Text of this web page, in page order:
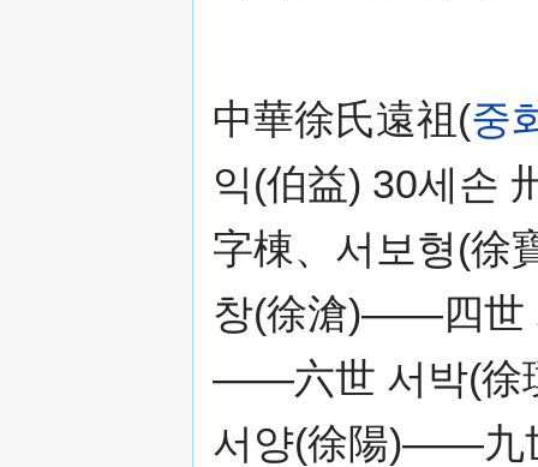
中華徐氏遠祖(중
익(伯益) 30세손
字棟、서보형(
창(徐滄)——四世
——六世 서박(
서양(徐陽)——九